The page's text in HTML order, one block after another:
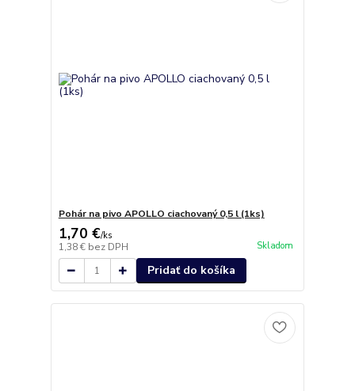
Pohár na pivo APOLLO ciachovaný 0,5 l (1ks)
1,70 €/ks
1,38 € bez DPH Skladom
Pridať do košíka